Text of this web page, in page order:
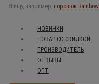
Я ищу, например, порошок Rainbow
НОВИНКИ
ТОВАР СО СКИДКОЙ
ПРОИЗВОДИТЕЛЬ
ОТЗЫВЫ
ОПТ